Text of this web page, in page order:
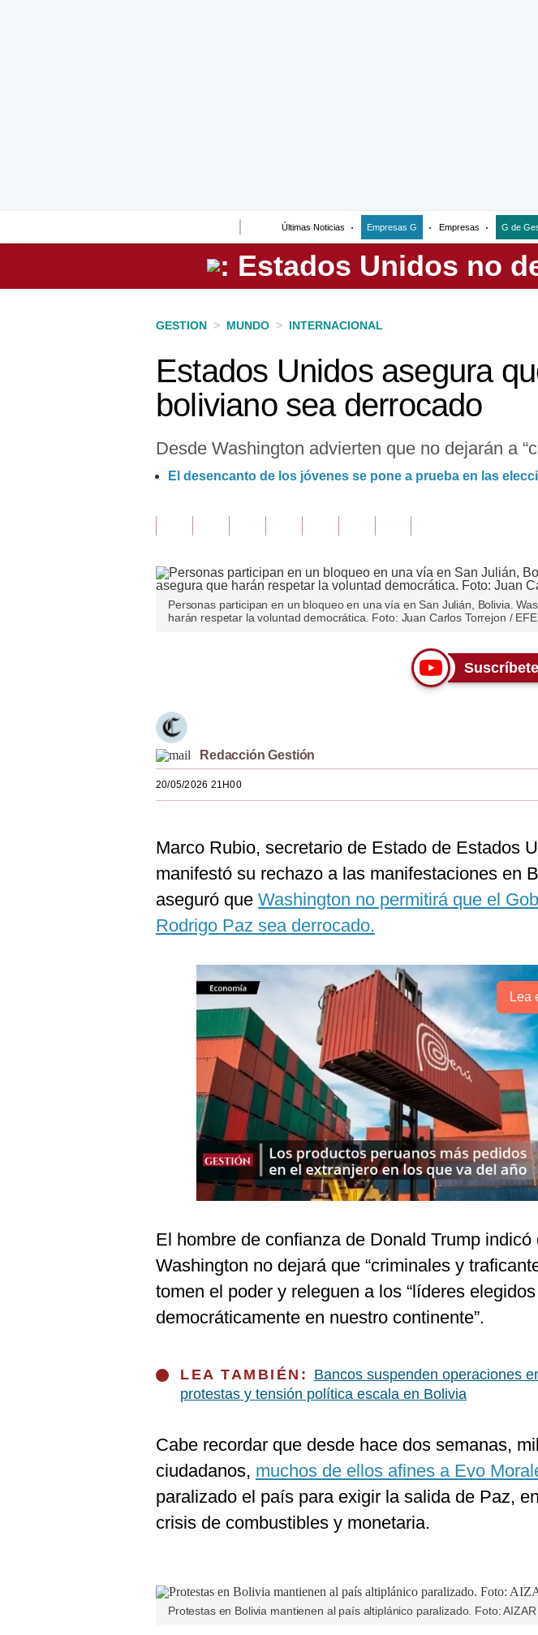
Últimas Noticias Empresas G Empresas G de
Perú
GESTION > MUNDO > INTERNACIONAL
Estados Unidos asegura
boliviano sea derrocado
Desde Washington advierten que no dejarán a
El desencanto de los jóvenes se pone a prueba en las
Personas participan en un bloqueo en una vía en San Julián, Bolivia.
harán respetar la voluntad democrática. Foto: Juan Carlos Torrejon / EFE
Redacción Gestión
20/05/2026 21H00
Marco Rubio, secretario de Estado de Estados
manifestó su rechazo a las manifestaciones en
aseguró que Washington no permitirá que el
Rodrigo Paz sea derrocado.
Lea
El hombre de confianza de Donald Trump indicó
Washington no dejará que “criminales y
tomen el poder y releguen a los “líderes elegidos
democráticamente en nuestro continente”.
LEA TAMBIÉN: Bancos suspenden operaciones
protestas y tensión política escala en Bolivia
Cabe recordar que desde hace dos semanas,
ciudadanos, muchos de ellos afines a Evo
paralizado el país para exigir la salida de Paz,
crisis de combustibles y monetaria.
Protestas en Bolivia mantienen al país altiplánico paralizado. Foto: